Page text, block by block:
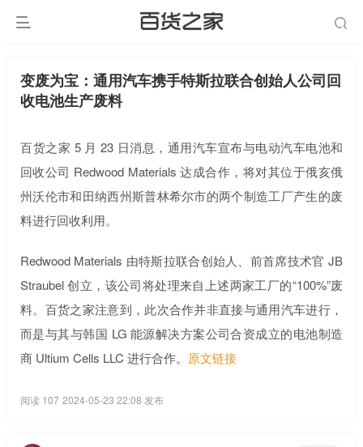
变废为宝：通用汽车携手特斯拉联合创始人公司回
收电池生产废料
百货之家 5 月 23 日消息，通用汽车宣布与电动汽车电池和
回收公司 Redwood Materials 达成合作，将对其位于俄亥俄
州沃伦市和田纳西州斯普林希尔市的两个制造工厂产生的废
料进行回收利用。
Redwood Materials 由特斯拉联合创始人、前首席技术官 JB
Straubel 创立，该公司将处理来自上述两家工厂的“100%”废
料。百货之家注意到，此次合作并非直接与通用汽车进行，
而是与其与韩国 LG 能源解决方案公司合资成立的电池制造
商 Ultium Cells LLC 进行合作。 原文链接
阅读 107 2024-05-23 22:08 发布